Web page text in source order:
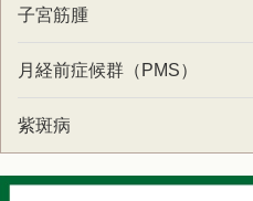
子宮筋腫
月経前症候群（PMS）
紫斑病